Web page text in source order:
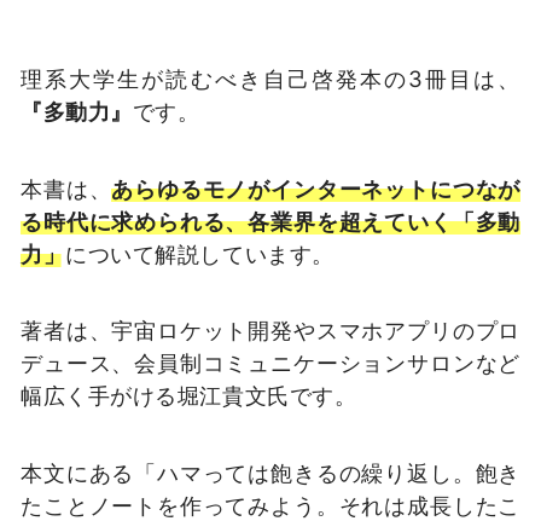
理系大学生が読むべき自己啓発本の3冊目は、
『多動力』 です。
本書は、あらゆるモノがインターネットにつなが
る時代に求められる、各業界を超えていく「多動
力」について解説しています。
著者は、宇宙ロケット開発やスマホアプリのプロ
デュース、会員制コミュニケーションサロンなど
幅広く手がける堀江貴文氏です。
本文にある「ハマっては飽きるの繰り返し。飽き
たことノートを作ってみよう。それは成長したこ